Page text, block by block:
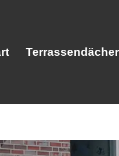
Terrassendächer